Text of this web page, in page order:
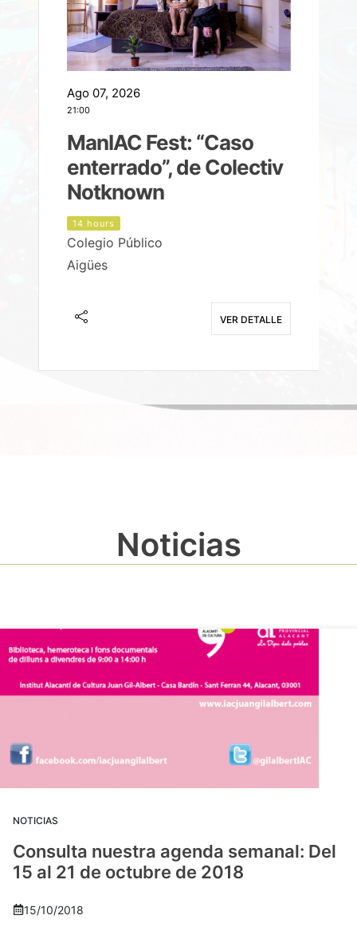
Ago 07, 2026
21:00
ManIAC Fest: “Caso
enterrado”, de Colectiv
Notknown
14 hours
Colegio Público
Aigües
VER DETALLE
Noticias
NOTICIAS
Consulta nuestra agenda semanal: Del
15 al 21 de octubre de 2018
15/10/2018